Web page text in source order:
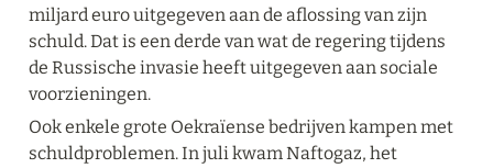
miljard euro uitgegeven aan de aflossing van zijn
schuld. Dat is een derde van wat de regering tijdens
de Russische invasie heeft uitgegeven aan sociale
voorzieningen.
Ook enkele grote Oekraïense bedrijven kampen met
schuldproblemen. In juli kwam Naftogaz, het